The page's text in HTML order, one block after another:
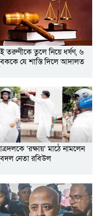
তরুণীকে তুলে নিয়ে ধর্ষণ, ৬
যে শাস্তি দিলে আদালত
‘রক্ষায়’ মাঠে নামলেন
নেতা রবিউল